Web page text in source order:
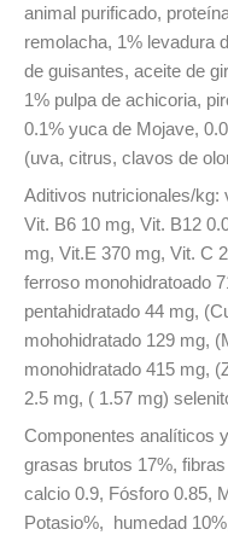
animal purificado,
remolacha, 1% levadura
de guisantes, aceite de
1% pulpa de achicoria,
0.1% yuca de Mojave,
(uva, citrus, clavos de
Aditivos nutricionales/kg:
Vit. B6 10 mg, Vit. B12
mg, Vit.E 370 mg, Vit. C
ferroso monohidratoado
pentahidratado 44 mg,
mohohidratado 129 mg,
monohidratado 415 mg,
2.5 mg, ( 1.57 mg)
Componentes analíticos
grasas brutos 17%,
calcio 0.9, Fósforo 0.85,
Potasio%, humedad